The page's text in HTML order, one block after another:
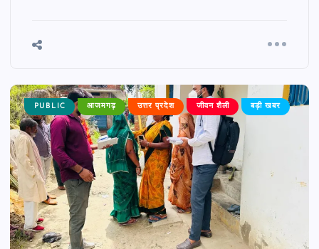
PUBLIC आजमगढ़ उत्तर प्रदेश जीवन शैली बड़ी खबर